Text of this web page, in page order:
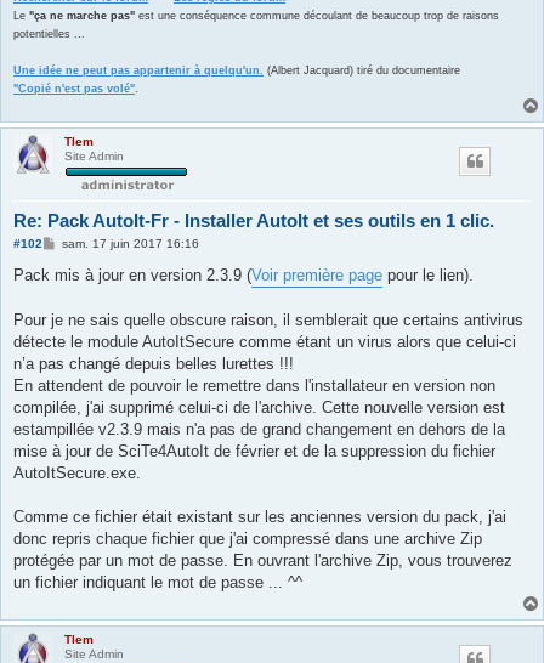
Le "ça ne marche pas" est une conséquence commune découlant de beaucoup trop de raisons
potentielles ...
Une idée ne peut pas appartenir à quelqu'un.
(Albert Jacquard) tiré du documentaire
"Copié n'est pas volé"
Tlem
Site Admin
Re: Pack AutoIt-Fr - Installer AutoIt et ses outils en 1 clic.
#102
M
s
g
e
sam. 17 juin 2017 16:16
Pack mis à jour en version 2.3.9 (Voir première page pour le lien).
Pour je ne sais quelle obscure raison, il semblerait que certains antivirus
détecte le module AutoItSecure comme étant un virus alors que celui-ci
n’a pas changé depuis belles lurettes !!!
En attendent de pouvoir le remettre dans l'installateur en version non
compilée, j'ai supprimé celui-ci de l'archive. Cette nouvelle version est
estampillée v2.3.9 mais n'a pas de grand changement en dehors de la
mise à jour de SciTe4AutoIt de février et de la suppression du fichier
AutoItSecure.exe.
Comme ce fichier était existant sur les anciennes version du pack, j'ai
donc repris chaque fichier que j'ai compressé dans une archive Zip
protégée par un mot de passe. En ouvrant l'archive Zip, vous trouverez
un fichier indiquant le mot de passe ... ^^
Tlem
Site Admin